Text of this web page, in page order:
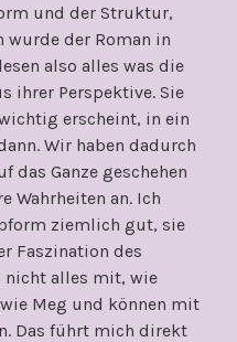
und der Struktur,
wurde der Roman in
also alles was die
ihrer Perspektive. Sie
erscheint, in ein
Wir haben dadurch
das Ganze geschehen
Wahrheiten an. Ich
ziemlich gut, sie
Faszination des
nicht alles mit, wie
Meg und können mit
Das führt mich direkt